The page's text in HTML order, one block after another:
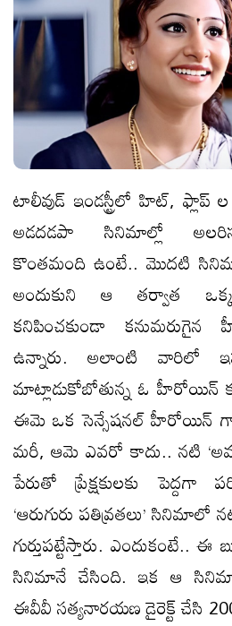
టాలీవుడ్ ఇండస్ట్రీలో హిట్, ఫ్లాప్
అడదడపా సినిమాల్లో
కొంతమంది ఉంటే.. మొదటి
అందుకుని ఆ తర్వాత
కనిపించకుండా
ఉన్నారు. అలాంటి వారిలో
మాట్లాడుకోబోతున్న ఓ హీరోయిన్
ఈమె ఒక సెన్సేషనల్ హీరోయిన్ గా
మరీ, ఆమె ఎవరో కాదు.. నటి
పేరుతో ప్రేక్షకులకు
‘ఆరుగురు పతివ్రతలు’ సినిమాలో
గుర్తుపట్టేస్తారు. ఎందుకంటే..
సినిమానే చేసింది. ఇక ఆ
ఈవీవీ సత్యనారయణ డైరెక్ట్ చేసి